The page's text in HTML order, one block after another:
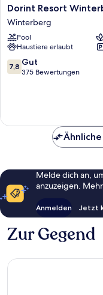
Dorint
Resort
Winterberg
Sauerland
Winterberg
Dorint Resort
Winterberg
Pool
Haustiere erlaubt
7.8
von
7,8 Gut
375 Bewertungen
Melde dich an,
anzuzeigen.
Anmelden Jetzt
Zur Gegend